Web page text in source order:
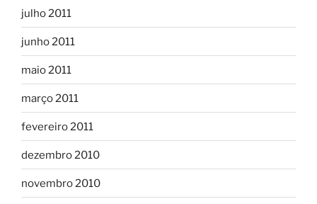
julho 2011
junho 2011
maio 2011
março 2011
fevereiro 2011
dezembro 2010
novembro 2010